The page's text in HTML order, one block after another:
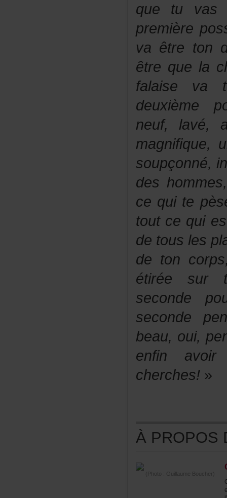
cherches! »
(Photo:GuillaumeBoucher)